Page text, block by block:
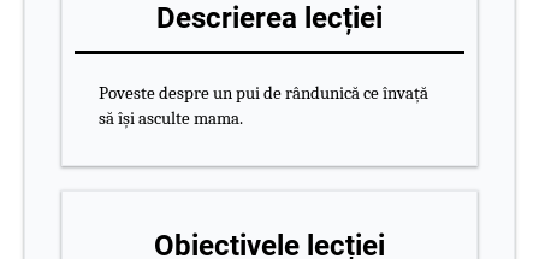
Descrierea lecției
Poveste despre un pui de rândunică ce învață
să își asculte mama.
Obiectivele lecției